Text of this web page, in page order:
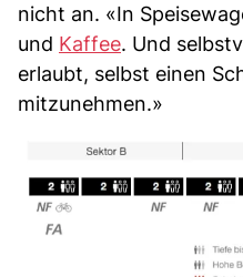
nicht an. «In
und Kaffee. Und
erlaubt, selbst einen
mitzunehmen.»